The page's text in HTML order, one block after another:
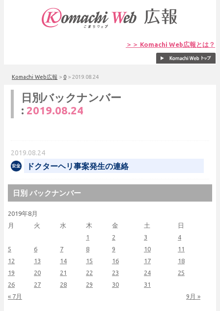
＞＞ Komachi Web広報とは？
Komachi Web広報 > 0 > 2019.08.24
日別バックナンバー
: 2019.08.24
2019.08.24
ドクターヘリ事案発生の連絡
日別 バックナンバー
2019年8月
月
火 水 木 金 土 日
« 7月 9月 »
1 2 3
4
5
6 7 8 9 10
11
12
13 14 15 16 17
18
19
20 21 22 23 24
25
26
27 28 29 30 31